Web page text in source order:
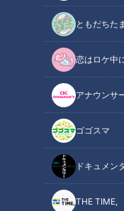
ともだちた
恋はロケ中
アナウンサ
ゴゴスマ
ドキュメン
THE TIME,
ミキの昴生と亜生が
ティ番組『道との遭
ア歴9年の渡邊美樹さ
す。※安全対策をして
ですので、むやみに立
水の流入を防ぐ役
荒れた山中に眠る
オススメ関連コンテ